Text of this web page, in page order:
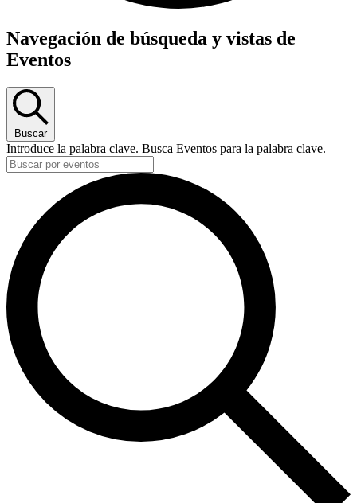
Eventos
en
2,
2026
Navegación de búsqueda y vistas de
Eventos
Buscar
Introduce la palabra clave. Busca Eventos para la palabra clave.